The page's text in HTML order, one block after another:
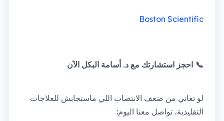
Boston Scientific
📞 احجز استشارتك مع د. أسامة البكل الآن
التقليدية، تواصل معنا اليوم: